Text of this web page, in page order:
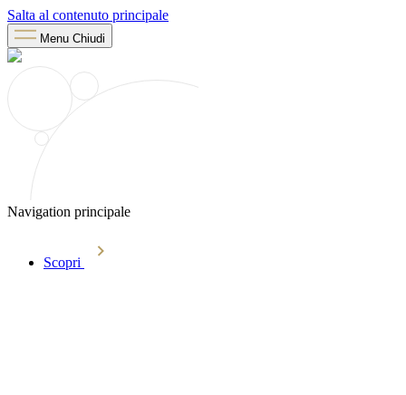
Salta al contenuto principale
Menu Chiudi
Navigation principale
Scopri